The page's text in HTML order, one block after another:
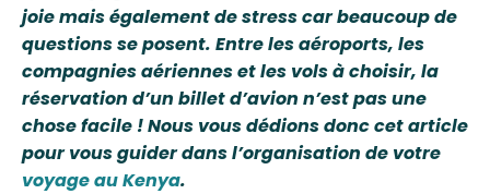
joie mais également de stress car beaucoup de
questions se posent. Entre les aéroports, les
compagnies aériennes et les vols à choisir, la
réservation d’un billet d’avion n’est pas une
chose facile ! Nous vous dédions donc cet article
pour vous guider dans l’organisation de votre
voyage au Kenya.